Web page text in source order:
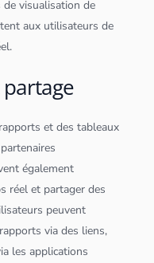
devisualisation de
aux utilisateurs de
et destableaux
également
réel et partager des
peuvent
via des liens,
lesapplications